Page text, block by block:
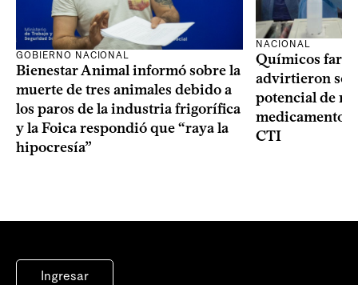
GOBIERNO NACIONAL
Bienestar Animal informó sobre la
muerte de tres animales debido a
los paros de la industria frigorífica
y la Foica respondió que “raya la
hipocresía”
NACIONAL
Químicos
advirtieron
potencial de
medicamentos
CTI
Ingresar